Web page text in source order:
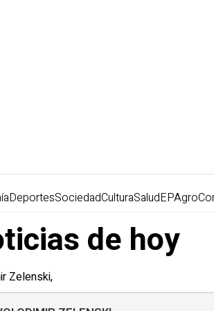
DeportesSociedadCulturaSaludEPAgro
de hoy
Zelenski,